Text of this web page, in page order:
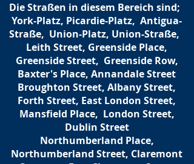
Die Straßen in diesem Bereich sind;
York-Platz, Picardie-Platz, Antigua-
Straße, Union-Platz, Union-Straße,
Leith Street, Greenside Place,
Greenside Street, Greenside Row,
Baxter's Place, Annandale Street
Broughton Street, Albany Street,
Forth Street, East London Street,
Mansfield Place, London Street,
Dublin Street
Northumberland Place,
Northumberland Street, Claremont